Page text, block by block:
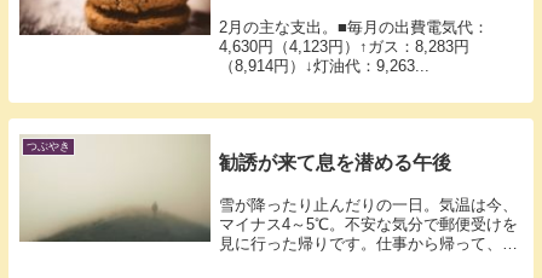
2月の主な支出。■毎月の出費電気代：
4,630円（4,123円）↑ガス：8,283円
（8,914円）↓灯油代：9,263...
つぶやき
勧誘が来て息を潜める午後
雪が降ったり止んだりの一日。気温は今、
マイナス4～5℃。不安な気分で郵便受けを
見に行った帰りです。仕事から帰って、着